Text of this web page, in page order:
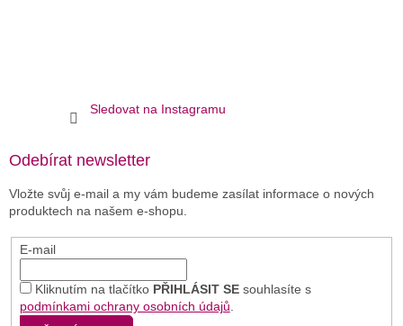
Sledovat na Instagramu
Odebírat newsletter
Vložte svůj e-mail a my vám budeme zasílat informace o nových
produktech na našem e-shopu.
E-mail
Kliknutím na tlačítko PŘIHLÁSIT SEsouhlasíte s
podmínkami ochrany osobních údajů.